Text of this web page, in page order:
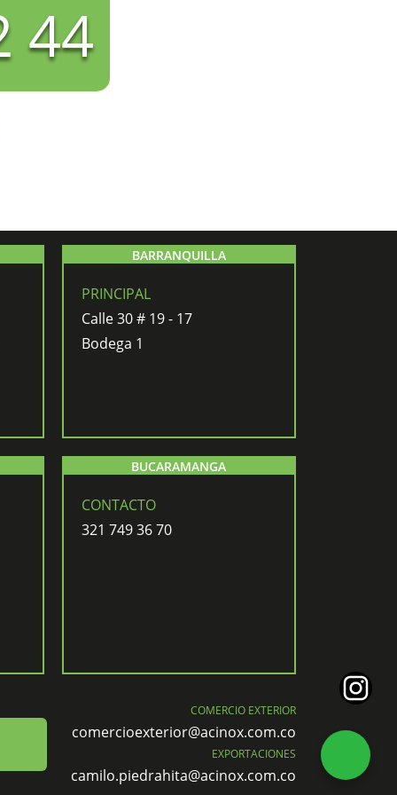
44
BARRANQUILLA
PRINCIPAL
Calle 30 # 19 - 17
Bodega 1
BUCARAMANGA
CONTACTO
321 749 36 70
COMERCIO EXTERIOR
comercioexterior@acinox.com.co
EXPORTACIONES
camilo.piedrahita@acinox.com.co